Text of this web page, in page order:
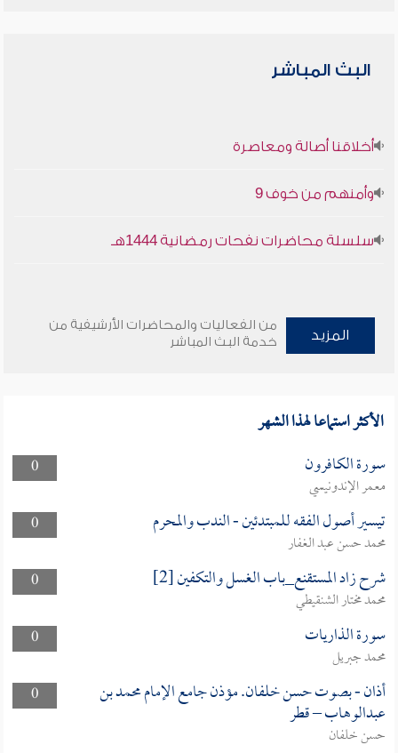
البث المباشر
أخلاقنا أصالة ومعاصرة
وأمنهم من خوف 9
سلسلة محاضرات نفحات رمضانية 1444هـ
المزيد
من الفعاليات والمحاضرات الأرشيفية من
خدمة البث المباشر
الأكثر استماعا لهذا الشهر
0 سورة الكافرون
معمر الإندونيسي
0
تيسير أصول الفقه للمبتدئين - الندب والمحرم
محمد حسن عبد الغفار
0
شرح زاد المستقنع_باب الغسل والتكفين [2]
محمد مختار الشنقيطي
0
سورة الذاريات
محمد جبريل
0
أذان - بصوت حسن خلفان. مؤذن جامع الإمام محمد بن
عبدالوهاب – قطر
حسن خلفان